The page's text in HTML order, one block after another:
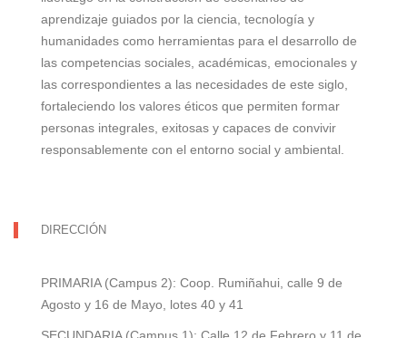
aprendizaje guiados por la ciencia, tecnología y
humanidades como herramientas para el desarrollo de
las competencias sociales, académicas, emocionales y
las correspondientes a las necesidades de este siglo,
fortaleciendo los valores éticos que permiten formar
personas integrales, exitosas y capaces de convivir
responsablemente con el entorno social y ambiental.
DIRECCIÓN
PRIMARIA (Campus 2): Coop. Rumiñahui, calle 9 de
Agosto y 16 de Mayo, lotes 40 y 41